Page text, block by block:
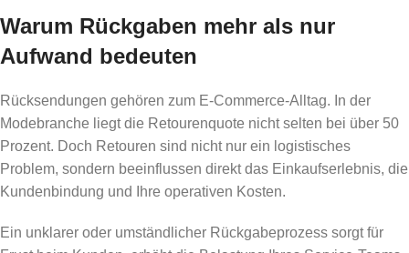
Warum Rückgaben mehr als nur
Aufwand bedeuten
Rücksendungen gehören zum E-Commerce-Alltag. In der
Modebranche liegt die Retourenquote nicht selten bei über 50
Prozent. Doch Retouren sind nicht nur ein logistisches
Problem, sondern beeinflussen direkt das Einkaufserlebnis, die
Kundenbindung und Ihre operativen Kosten.
Ein unklarer oder umständlicher Rückgabeprozess sorgt für